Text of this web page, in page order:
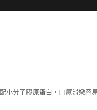
小分子膠原蛋白，口感滑嫩容